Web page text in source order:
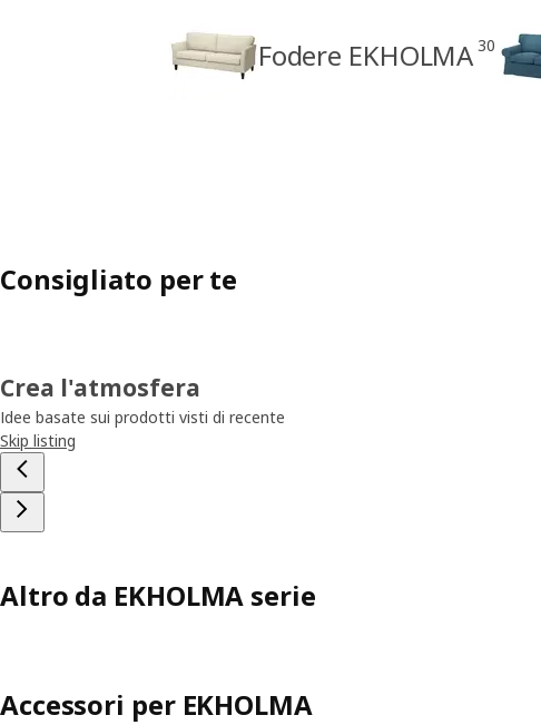
Fodere EKHOLMA 30
Consigliato per te
Crea l'atmosfera
Idee basate sui prodotti visti di recente
Skip listing
Altro da EKHOLMA serie
Accessori per EKHOLMA